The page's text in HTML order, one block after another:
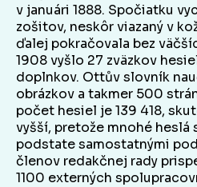
v januári 1888. Spočiatku
zošitov, neskôr viazaný v
ďalej pokračovala bez
1908 vyšlo 27 zväzkov
doplnkov. Ottův slovník
obrázkov a takmer 500
počet hesiel je 139 418,
vyšší, pretože mnohé heslá
podstate samostatnými
členov redakčnej rady
1100 externých